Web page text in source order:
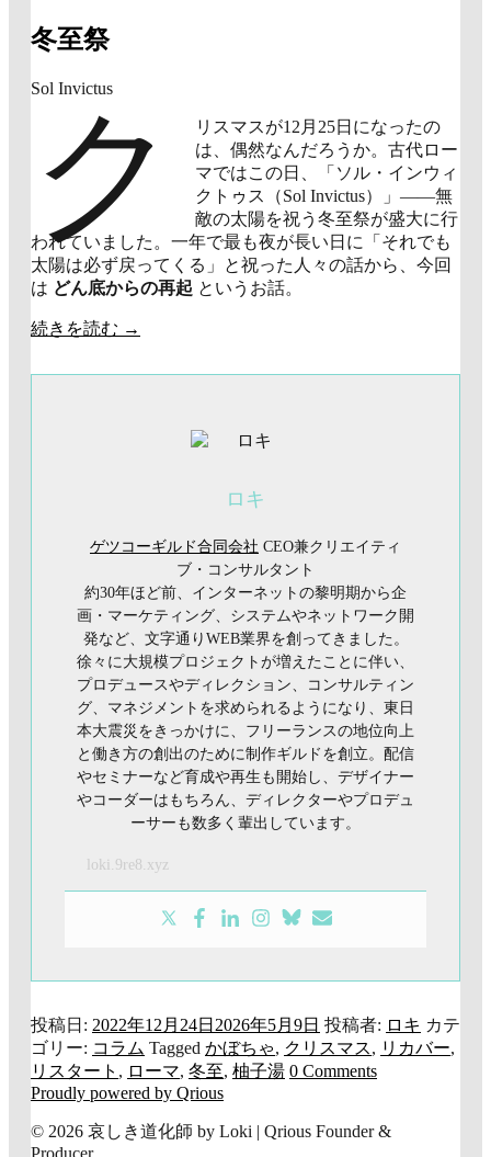
冬至祭
Sol Invictus
ク
リスマスが12月25日になったの
は、偶然なんだろうか。古代ロー
マではこの日、「ソル・インウィ
クトゥス（Sol Invictus）」——無
敵の太陽を祝う冬至祭が盛大に行
われていました。一年で最も夜が長い日に「それでも
太陽は必ず戻ってくる」と祝った人々の話から、今回
は どん底からの再起 というお話。
続きを読む →
ロキ
ゲツコーギルド合同会社 CEO兼クリエイティ
ブ・コンサルタント
約30年ほど前、インターネットの黎明期から企
画・マーケティング、システムやネットワーク開
発など、文字通りWEB業界を創ってきました。
徐々に大規模プロジェクトが増えたことに伴い、
プロデュースやディレクション、コンサルティン
グ、マネジメントを求められるようになり、東日
本大震災をきっかけに、フリーランスの地位向上
と働き方の創出のために制作ギルドを創立。配信
やセミナーなど育成や再生も開始し、デザイナー
やコーダーはもちろん、ディレクターやプロデュ
ーサーも数多く輩出しています。
loki.9re8.xyz
投稿日: 2022年12月24日 2026年5月9日 投稿者: ロキ カテ
ゴリー: コラム Tagged かぼちゃ, クリスマス, リカバー,
リスタート , ローマ, 冬至, 柚子湯 0 Comments
Proudly powered by Qrious
© 2026 哀しき道化師 by Loki | Qrious Founder &
Producer.